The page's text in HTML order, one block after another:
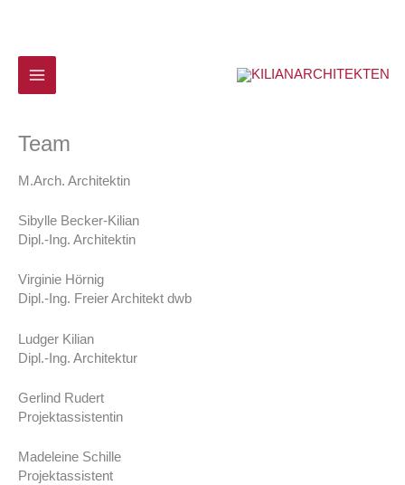
springen
Team
M.Arch. Architektin
Sibylle Becker-Kilian
Dipl.-Ing. Architektin
Virginie Hörnig
Dipl.-Ing. Freier Architekt dwb
Ludger Kilian
Dipl.-Ing. Architektur
Gerlind Rudert
Projektassistentin
Madeleine Schille
Projektassistent